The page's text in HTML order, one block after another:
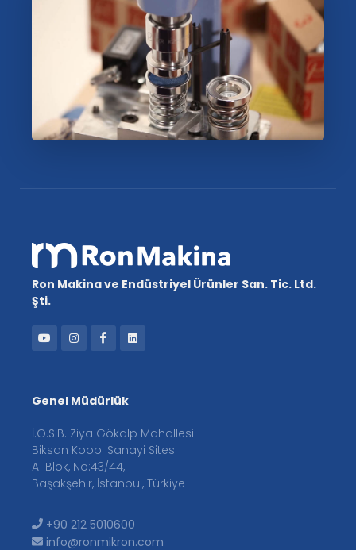
Ron Makina ve Endüstriyel Ürünler San. Tic. Ltd.
Şti.
Genel Müdürlük
İ.O.S.B. Ziya Gökalp Mahallesi
Biksan Koop. Sanayi Sitesi
A1 Blok, No:43/44,
Başakşehir, İstanbul, Türkiye
+90 212 5010600
info@ronmikron.com